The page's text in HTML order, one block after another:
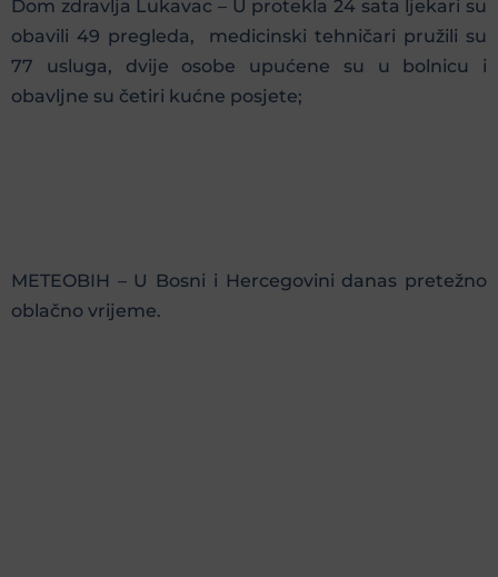
Dom zdravlja Lukavac – U protekla 24 sata ljekari su
obavili 49 pregleda, medicinski tehničari pružili su
77 usluga, dvije osobe upućene su u bolnicu i
obavljne su četiri kućne posjete;
METEOBIH – U Bosni i Hercegovini danas pretežno
oblačno vrijeme.